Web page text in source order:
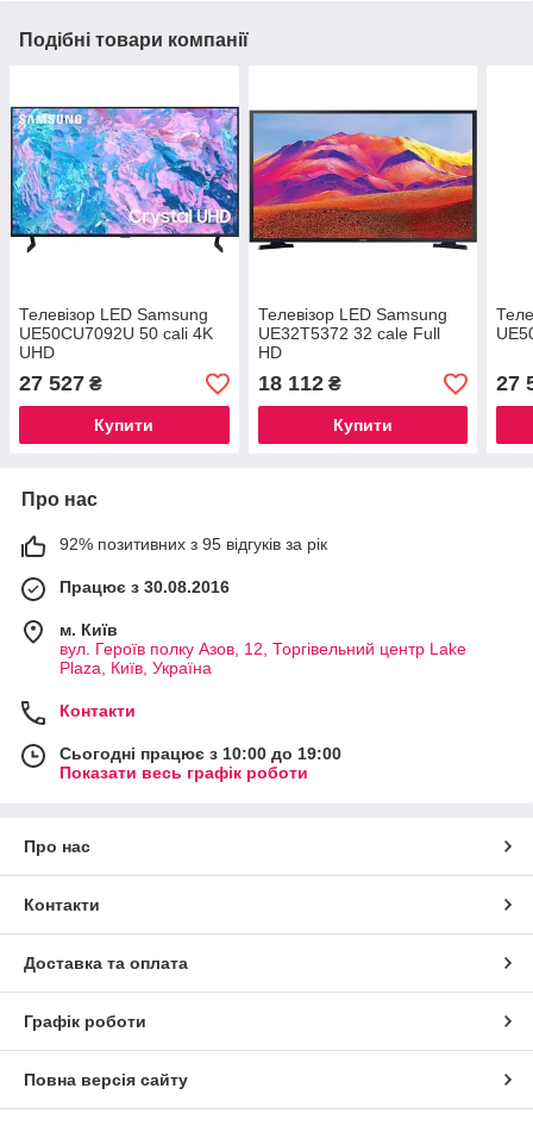
Подібні товари компанії
Телевізор LED Samsung
UE50CU7092U 50 cali 4K
UHD
27 527 ₴
Купити
Телевізор LED Samsung
UE32T5372 32 cale Full
HD
18 112₴
Купити
27
Про нас
92% позитивних з 95 відгуків за рік
Працює з 30.08.2016
м. Київ
вул. Героїв полку Азов, 12, Торгівельний центр Lake
Plaza, Київ, Україна
Контакти
Сьогодні працює з 10:00 до 19:00
Показати весь графік роботи
Про нас
Контакти
Доставка та оплата
Графік роботи
Повна версія сайту